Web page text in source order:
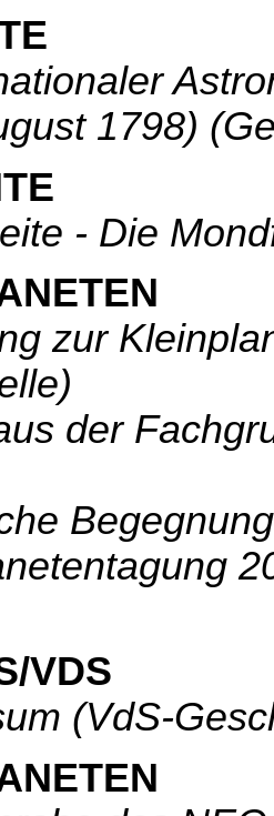
1798)
- Die
zur
der
VDS
(VdS-